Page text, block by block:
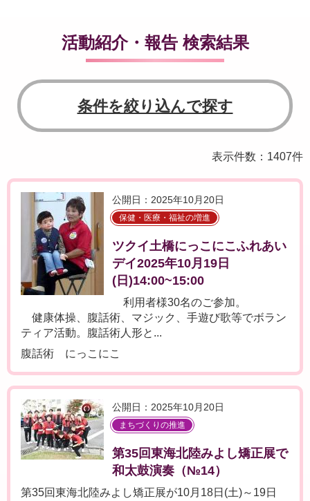
活動紹介・報告 検索結果
条件を絞り込んで探す
表示件数：1407件
公開日：2025年10月20日
保健・医療・福祉の増進
ツクイ土橋にっこにこふれあい
デイ2025年10月19日
(日)14:00~15:00
利用者様30名のご参加。
健康体操、腹話術、マジック、手遊び歌等でボラン
ティア活動。腹話術人形と...
腹話術 にっこにこ
公開日：2025年10月20日
まちづくりの推進
第35回東海北陸みよし矯正展で
和太鼓演奏（№14）
第35回東海北陸みよし矯正展が10月18日(土)～19日